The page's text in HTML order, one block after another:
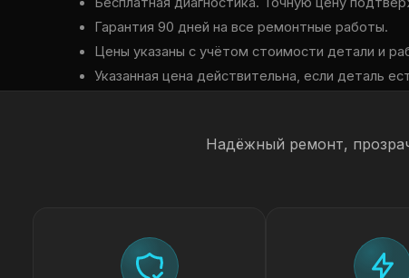
Гарантия 90 дней на все ремонтные работы.
Цены указаны с учётом стоимости детали и
Указанная цена действительна, если деталь
Надёжный ремонт,